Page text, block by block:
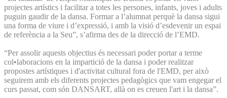
projectes artístics i facilitar a totes les persones, infants, joves i adults
puguin gaudir de la dansa. Formar a l’alumnat perquè la dansa sigui
una forma de viure i d’expressió, i amb la visió d’esdevenir un espai
de referència a la Seu”, s’afirma des de la direcció de l’EMD.
“Per assolir aquests objectius és necessari poder portar a terme
col•laboracions en la impartició de la dansa i poder realitzar
propostes artístiques i d'activitat cultural fora de l'EMD, per això
seguirem amb els diferents projectes pedagògics que vam engegar el
curs passat, com són DANSART, allà on es creuen l'art i la dansa”.